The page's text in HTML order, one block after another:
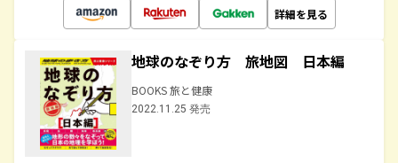
詳細を見る
地球のなぞり方 旅地図 日本編
BOOKS 旅と健康
2022.11.25 発売